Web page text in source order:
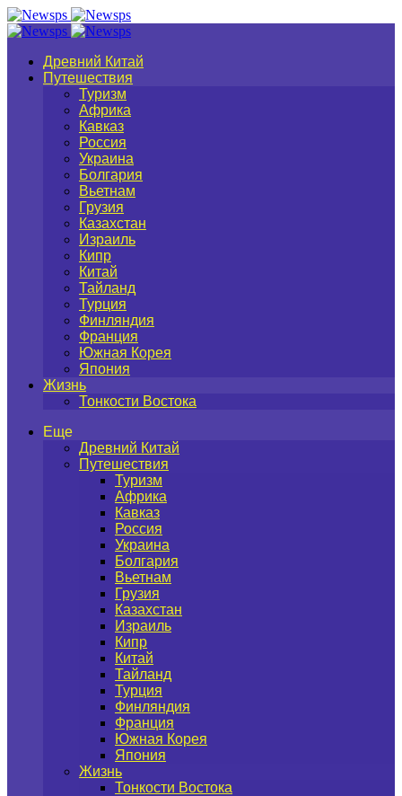
Древний Китай
Путешествия
Туризм
Африка
Кавказ
Россия
Украина
Болгария
Вьетнам
Грузия
Казахстан
Израиль
Кипр
Китай
Тайланд
Турция
Финляндия
Франция
Южная Корея
Япония
Жизнь
Тонкости Востока
Еще
Древний Китай
Путешествия
Туризм
Африка
Кавказ
Россия
Украина
Болгария
Вьетнам
Грузия
Казахстан
Израиль
Кипр
Китай
Тайланд
Турция
Финляндия
Франция
Южная Корея
Япония
Жизнь
Тонкости Востока